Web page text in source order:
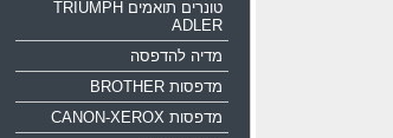
טונרים תואמים TRIUMPH
ADLER
מדיה להדפסה
מדפסות BROTHER
מדפסות CANON-XEROX